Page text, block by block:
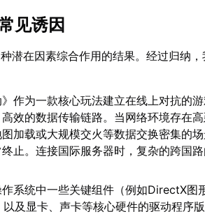
见诱因
潜在因素综合作用的结果。经过归纳
》作为一款核心玩法建立在线上对抗的
效的数据传输链路。当网络环境存在
加载或大规模交火等数据交换密集的
止。连接国际服务器时，复杂的跨国
系统中一些关键组件（例如DirectX图
及显卡、声卡等核心硬件的驱动程序